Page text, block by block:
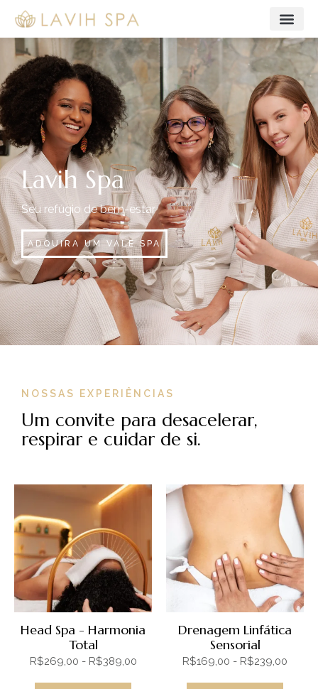
Lavih Spa
Seu refúgio de bem-estar
ADQUIRA UM VALE SPA
NOSSAS EXPERIÊNCIAS
Um convite para desacelerar,
respirar e cuidar de si.
Head Spa - Harmonia
Total
R$269,00 - R$389,00
Drenagem Linfática
Sensorial
R$169,00 - R$239,00